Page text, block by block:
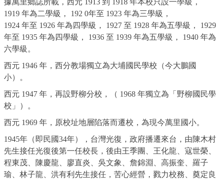
1919 年為二學級， 192 0年至 1923 年為三學級，
1924 年至 1926 年為四學級， 1927 至 1928 年為五學級， 1929
年至 1935 年為四學級， 1936 至 1939 年為五學級， 1940 年為
六學級。
西元 1946 年，西分教場獨立為大埔國民學校（今大鵬國
小）。
西元 1947 年，再設野柳分校，（ 1968 年獨立為「野柳國民學
校」）。
西元 1969 年，原校址地層陷落而遷校，為現今萬里國小。
1945年（即民國34年），台灣光復，政府播遷來台，由陳木村
先生接任光復後第一任校長，後由王季團、王化龍、寇世榮、
程東茂、陳慶龍、廖直炎、吳文象、詹錦淵、高振奎、羅子
瑜、林子龍、洪有利先生接任，苦心經營，戮力校務、奠定良